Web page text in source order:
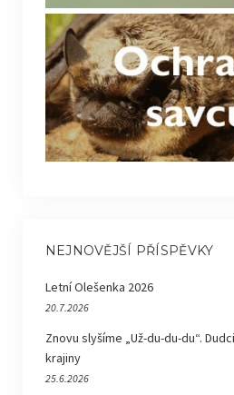
NEJNOVĚJŠÍ PŘÍSPĚVKY
Letní Olešenka 2026
20.7.2026
Znovu slyšíme „Už-du-du-du“.
krajiny
25.6.2026